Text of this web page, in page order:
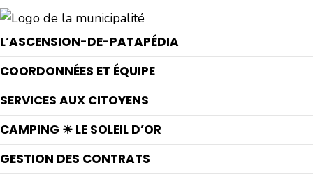
L’ASCENSION-DE-PATAPÉDIA
COORDONNÉES ET ÉQUIPE
SERVICES AUX CITOYENS
CAMPING ☀ LE SOLEIL D’OR
GESTION DES CONTRATS